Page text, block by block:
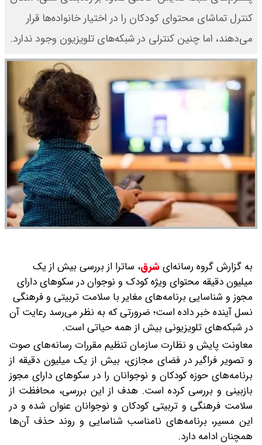
کنترل تماشای محتوای کودکان را در اختیار خانواده‌ها قرار
می‌دهند، اما چنین کنترلی در شبکه‌های تلویزیون وجود ندارد.
به گزارش گروه رسانه‌ایشرق، ساترا از بررسی بیش از یک
میلیون دقیقه محتوای ویژه کودک و نوجوان در سکوهای دارای
مجوز و شناسایی برنامه‌های مغایر با سلامت تربیتی و فرهنگی
نسل آینده خبر داده است؛ ضرورتی که به نظر می‌رسد رعایت آن
در شبکه‌های تلویزیونی بیش از همه حیاتی است.
معاونت پایش و نظارت سازمان تنظیم مقررات رسانه‌های صوت
و تصویر فراگیر در فضای مجازی، بیش از یک میلیون دقیقه از
برنامه‌های حوزه کودکان و نوجوانان را در سکوهای دارای مجوز
بازبینی و بررسی کرده است. هدف از این بررسی، محافظت از
سلامت فرهنگی و تربیتی کودکان و نوجوانان عنوان شده و در
این مسیر، برنامه‌های نامناسب شناسایی و روند حذف آن‌ها
همچنان ادامه دارد.